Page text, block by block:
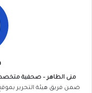
منى الطاهر – صحفية متخصصة
ضمن فريق هيئة التحرير